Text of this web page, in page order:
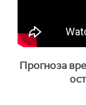
Прогноза